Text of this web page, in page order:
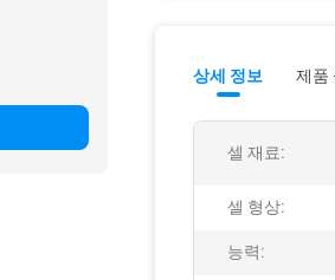
상세 정보 제품
셀 재료:
셀 형상:
능력: